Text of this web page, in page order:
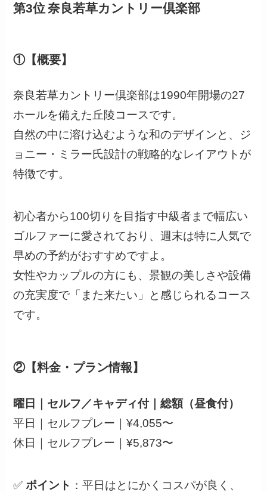
第3位 奈良若草カントリー倶楽部
①【概要】
奈良若草カントリー倶楽部は1990年開場の27
ホールを備えた丘陵コースです。
自然の中に溶け込むような和のデザインと、ジ
ョニー・ミラー氏設計の戦略的なレイアウトが
特徴です。
初心者から100切りを目指す中級者まで幅広い
ゴルファーに愛されており、週末は特に人気で
早めの予約がおすすめですよ。
女性やカップルの方にも、景観の美しさや設備
の充実度で「また来たい」と感じられるコース
です。
②【料金・プラン情報】
曜日｜セルフ／キャディ付｜総額（昼食付）
平日｜セルフプレー｜¥4,055〜
休日｜セルフプレー｜¥5,873〜
✅ポイント ：平日はとにかくコスパが良く、